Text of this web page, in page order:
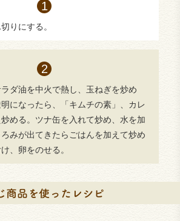
りにする。
ダ油を中火で熱し、玉ねぎを炒め
になったら、「キムチの素」、カレ
める。ツナ缶を入れて炒め、水を加
みが出てきたらごはんを加えて炒め
、卵をのせる。